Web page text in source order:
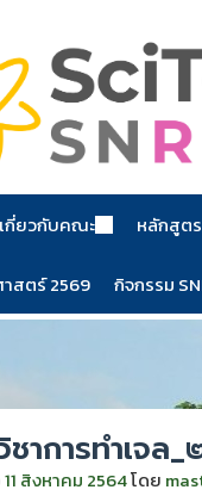
เกี่ยวกับคณะ หลักสูต
สตร์ 2569 กิจกรรม
ชาการทำเจล
11 สิงหาคม 2564โดย